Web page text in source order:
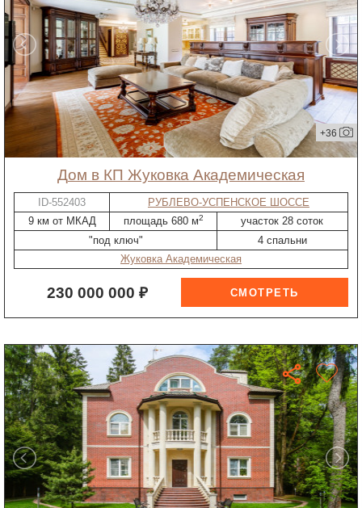
+36
дом в КП Жуковка Академическая
ID-552403
РУБЛЕВО-УСПЕНСКОЕ ШОССЕ
9 км от МКАД
площадь 680 м2
участок 28 соток
"под ключ"
4 спальни
Жуковка Академическая
230 000 000 ₽